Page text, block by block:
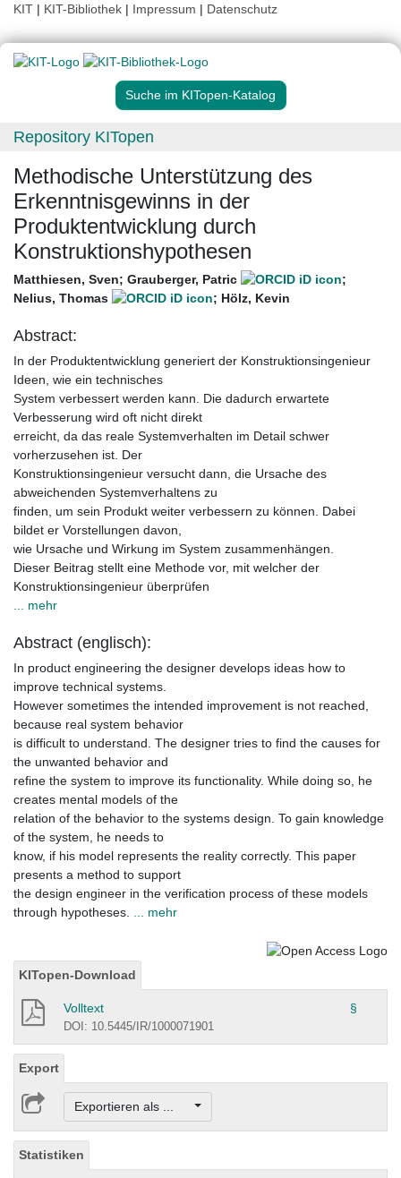
KIT | KIT-Bibliothek | Impressum | Datenschutz
Suche im KITopen-Katalog
Repository KITopen
Methodische Unterstützung des
Erkenntnisgewinns in der
Produktentwicklung durch
Konstruktionshypothesen
Matthiesen, Sven; Grauberger, Patric
;
Nelius, Thomas
; Hölz, Kevin
Abstract:
In der Produktentwicklung generiert der Konstruktionsingenieur
Ideen, wie ein technisches
System verbessert werden kann. Die dadurch erwartete
Verbesserung wird oft nicht direkt
erreicht, da das reale Systemverhalten im Detail schwer
vorherzusehen ist. Der
Konstruktionsingenieur versucht dann, die Ursache des
abweichenden Systemverhaltens zu
finden, um sein Produkt weiter verbessern zu können. Dabei
bildet er Vorstellungen davon,
wie Ursache und Wirkung im System zusammenhängen.
Dieser Beitrag stellt eine Methode vor, mit welcher der
Konstruktionsingenieur überprüfen
... mehr
Abstract (englisch):
In product engineering the designer develops ideas how to
improve technical systems.
However sometimes the intended improvement is not reached,
because real system behavior
is difficult to understand. The designer tries to find the causes for
the unwanted behavior and
refine the system to improve its functionality. While doing so, he
creates mental models of the
relation of the behavior to the systems design. To gain knowledge
of the system, he needs to
know, if his model represents the reality correctly. This paper
presents a method to support
the design engineer in the verification process of these models
through hypotheses.
... mehr
KITopen-Download
Volltext §
DOI: 10.5445/IR/1000071901
Export
Exportieren als ...
Statistiken